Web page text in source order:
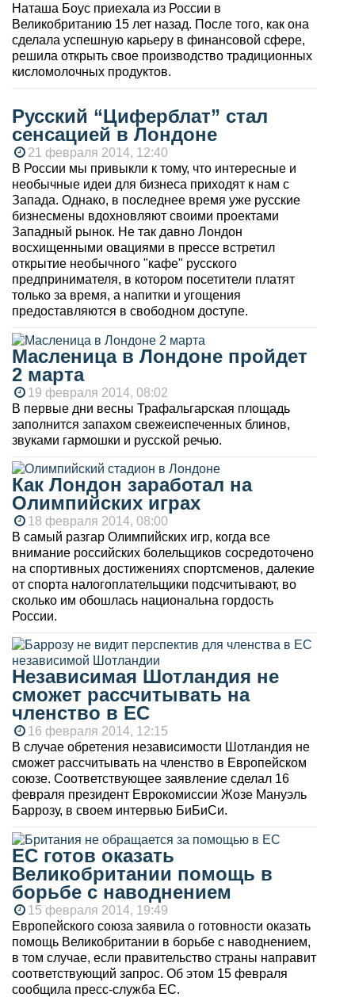
Наташа Боус приехала из России в
Великобританию 15 лет назад. После того, как она
сделала успешную карьеру в финансовой сфере,
решила открыть свое производство традиционных
кисломолочных продуктов.
Русский “Циферблат” стал
сенсацией в Лондоне
21 февраля 2014, 12:40
В России мы привыкли к тому, что интересные и
необычные идеи для бизнеса приходят к нам с
Запада. Однако, в последнее время уже русские
бизнесмены вдохновляют своими проектами
Западный рынок. Не так давно Лондон
восхищенными овациями в прессе встретил
открытие необычного "кафе" русского
предпринимателя, в котором посетители платят
только за время, а напитки и угощения
предоставляются в свободном доступе.
Масленица в Лондоне пройдет
2 марта
19 февраля 2014, 08:02
В первые дни весны Трафальгарская площадь
заполнится запахом свежеиспеченных блинов,
звуками гармошки и русской речью.
Как Лондон заработал на
Олимпийских играх
18 февраля 2014, 08:00
В самый разгар Олимпийских игр, когда все
внимание российских болельщиков сосредоточено
на спортивных достижениях спортсменов, далекие
от спорта налогоплательщики подсчитывают, во
сколько им обошлась национальна гордость
России.
Независимая Шотландия не
сможет рассчитывать на
членство в ЕС
16 февраля 2014, 12:15
В случае обретения независимости Шотландия не
сможет рассчитывать на членство в Европейском
союзе. Соответствующее заявление сделал 16
февраля президент Еврокомиссии Жозе Мануэль
Баррозу, в своем интервью БиБиСи.
ЕС готов оказать
Великобритании помощь в
борьбе с наводнением
15 февраля 2014, 19:49
Европейского союза заявила о готовности оказать
помощь Великобритании в борьбе с наводнением,
в том случае, если правительство страны направит
соответствующий запрос. Об этом 15 февраля
сообщила пресс-служба ЕС.